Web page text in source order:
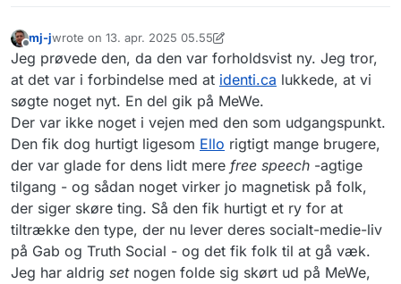
mj-jwrote on 13. apr. 2025 05.55
sidst redigeret af mj-j
Jeg prøvede den, da den var forholdsvist ny. Jeg tror,
at det var i forbindelse med at identi.ca lukkede, at vi
søgte noget nyt. En del gik på MeWe.
Der var ikke noget i vejen med den som udgangspunkt.
Den fik dog hurtigt ligesom Ello rigtigt mange brugere,
der var glade for dens lidt mere free speech -agtige
tilgang - og sådan noget virker jo magnetisk på folk,
der siger skøre ting. Så den fik hurtigt et ry for at
tiltrække den type, der nu lever deres socialt-medie-liv
på Gab og Truth Social - og det fik folk til at gå væk.
Jeg har aldrig setnogen folde sig skørt ud på MeWe,